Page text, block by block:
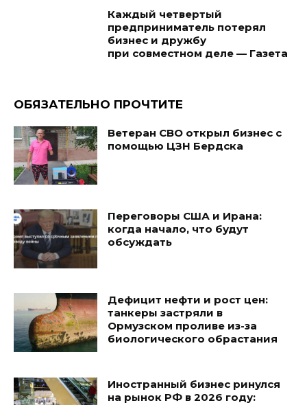
Каждый четвертый
предприниматель потерял
бизнес и дружбу
при совместном деле — Газета
ОБЯЗАТЕЛЬНО ПРОЧТИТЕ
Ветеран СВО открыл бизнес с
помощью ЦЗН Бердска
Переговоры США и Ирана:
когда начало, что будут
обсуждать
Дефицит нефти и рост цен:
танкеры застряли в
Ормузском проливе из-за
биологического обрастания
Иностранный бизнес ринулся
на рынок РФ в 2026 году: